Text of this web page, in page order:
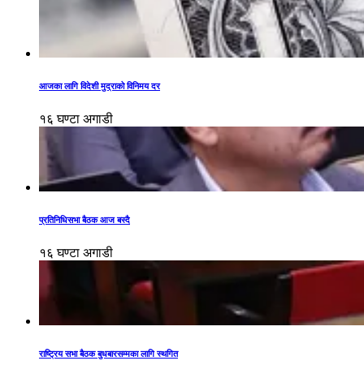
आजका लागि विदेशी मुद्राको विनिमय दर
१६ घण्टा अगाडी
प्रतिनिधिसभा बैठक आज बस्दै
१६ घण्टा अगाडी
राष्ट्रिय सभा बैठक बुधबारसम्मका लागि स्थगित